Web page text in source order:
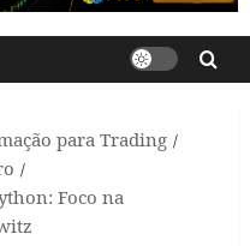
para Trading
Foco na